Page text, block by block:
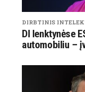
DIRBTINIS
DI lenktynėse
automobiliu –